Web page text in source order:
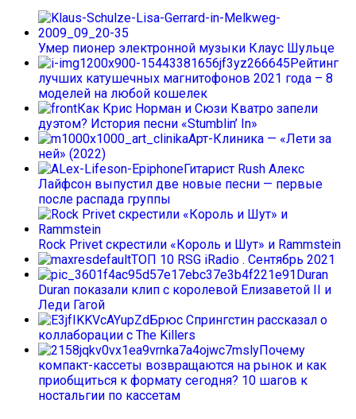
Умер пионер электронной музыки Клаус Шульце
Рейтинг
лучших катушечных магнитофонов 2021 года – 8
моделей на любой кошелек
Как Крис Норман и Сюзи Кватро запели
дуэтом? История песни «Stumblin’ In»
Арт-Клиника — «Лети за
ней» (2022)
Гитарист Rush Алекс
Лайфсон выпустил две новые песни — первые
после распада группы
Rock Privet скрестили «Король и Шут» и Rammstein
ТОП 10 RSG iRadio . Сентябрь 2021
Duran
Duran показали клип с королевой Елизаветой II и
Леди Гагой
Брюс Спрингстин рассказал о
коллаборации с The Killers
Почему
компакт-кассеты возвращаются на рынок и как
приобщиться к формату сегодня? 10 шагов к
ностальгии по кассетам